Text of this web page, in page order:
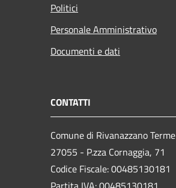
Politici
Personale Amministrativo
Documenti e dati
CONTATTI
Comune di Rivanazzano Terme
27055 - P.zza Cornaggia, 71
Codice Fiscale: 00485130181